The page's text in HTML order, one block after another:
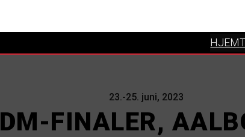
HJEM
23.-25. juni, 2023
DM-FINALER,